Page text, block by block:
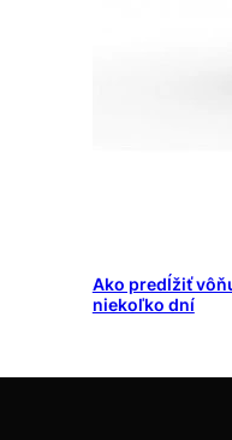
Ako predĺžiť
niekoľko dní